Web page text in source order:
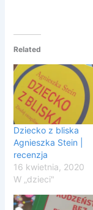
Related
Dziecko z bliska
Agnieszka Stein |
recenzja
16 kwietnia, 2020
W „dzieci"